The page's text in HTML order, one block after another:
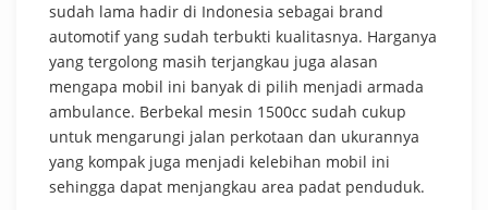
sudah lama hadir di Indonesia sebagai brand
automotif yang sudah terbukti kualitasnya. Harganya
yang tergolong masih terjangkau juga alasan
mengapa mobil ini banyak di pilih menjadi armada
ambulance. Berbekal mesin 1500cc sudah cukup
untuk mengarungi jalan perkotaan dan ukurannya
yang kompak juga menjadi kelebihan mobil ini
sehingga dapat menjangkau area padat penduduk.